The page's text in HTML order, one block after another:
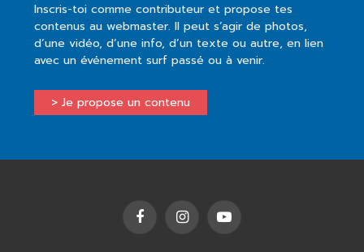
Inscris-toi comme contributeur et propose tes
contenus au webmaster. Il peut s’agir de photos,
d’une vidéo, d’une info, d’un texte ou autre, en lien
avec un événement surf passé ou à venir.
> Je propose un contenu
FacebookInstagramYouTube